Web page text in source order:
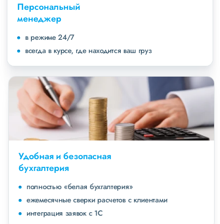
Персональный
менеджер
в режиме 24/7
всегда в курсе, где находится ваш груз
Удобная и безопасная
бухгалтерия
полностью «белая бухгалтерия»
ежемесячные сверки расчетов с клиентами
интеграция заявок с 1С